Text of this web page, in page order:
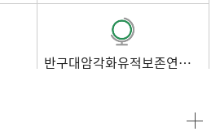
반구대암각화유적보존연구소